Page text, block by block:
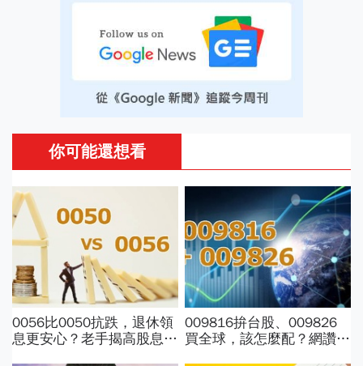
你可能還想看
0056比0050抗跌，退休領
息更安心？老手揭高股息
009816拚台股、009826
買全球，該怎麼配？網讚